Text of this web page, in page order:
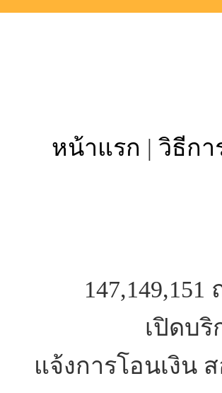
หน้าแรก | วิธีกา
เปิดบริ
แจ้งการโอนเงิน